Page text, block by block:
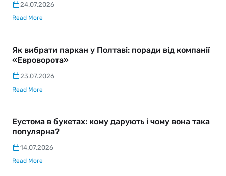
24.07.2026
Read More
Як вибрати паркан у Полтаві: поради від компанії
«Евроворота»
23.07.2026
Read More
Еустома в букетах: кому дарують і чому вона така
популярна?
14.07.2026
Read More